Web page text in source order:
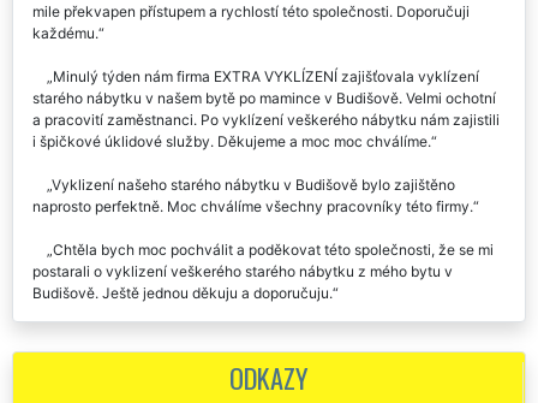
mile překvapen přístupem a rychlostí této společnosti. Doporučuji
každému.
Minulý týden nám firma EXTRA VYKLÍZENÍ zajišťovala vyklízení
starého nábytku v našem bytě po mamince v Budišově. Velmi ochotní
a pracovití zaměstnanci. Po vyklízení veškerého nábytku nám zajistili
i špičkové úklidové služby. Děkujeme a moc moc chválíme.
Vyklizení našeho starého nábytku v Budišově bylo zajištěno
naprosto perfektně. Moc chválíme všechny pracovníky této firmy.
Chtěla bych moc pochválit a poděkovat této společnosti, že se mi
postarali o vyklizení veškerého starého nábytku z mého bytu v
Budišově. Ještě jednou děkuju a doporučuju.
jedničku.
ODKAZY